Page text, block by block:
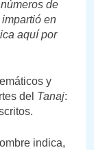
de
en
aquí por
y
del Tanaj:
indica,